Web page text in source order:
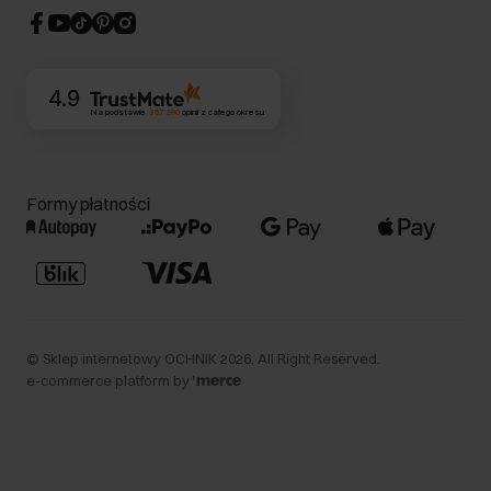
CSR
4.9
Na podstawie 357 290opinii z całego okresu
Formy płatności
© Sklep internetowy OCHNIK 2026 . All Right Reserved.
e-commerce platform by